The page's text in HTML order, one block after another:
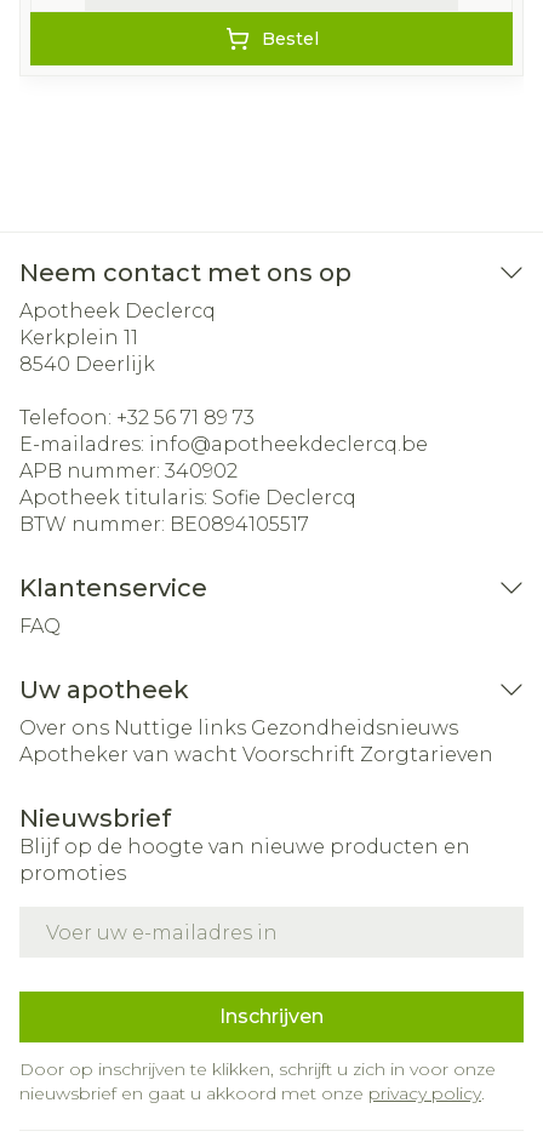
Bestel
Neem contact met ons op
Apotheek Declercq
Kerkplein 11
8540 Deerlijk
Telefoon: +32 56 71 89 73
E-mailadres: info@apotheekdeclercq.be
APB nummer: 340902
Apotheek titularis: Sofie Declercq
BTW nummer: BE0894105517
Klantenservice
FAQ
Uw apotheek
Over ons Nuttige links Gezondheidsnieuws
Apotheker van wacht Voorschrift Zorgtarieven
Nieuwsbrief
Blijf op de hoogte van nieuwe producten en
promoties
Inschrijven
Door op inschrijven te klikken, schrijft u zich in voor onze
nieuwsbrief en gaat u akkoord met onze privacy policy.